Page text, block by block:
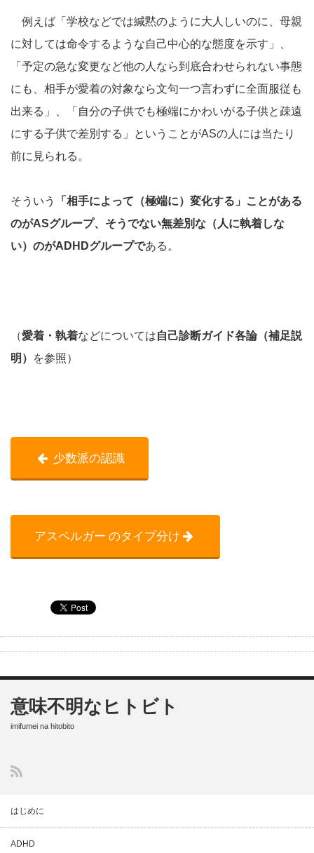
例えば「学校などでは緘黙のように大人しいのに、母親
に対しては命令するような自己中心的な態度を示す」、
「予定の急な変更など他の人なら到底合わせられない事態
にも、相手が愛着の対象なら文句一つ言わずに全面服従も
出来る」、「自分の子供でも極端にかわいがる子供と疎遠
にする子供で差別する」ということがASの人には当たり
前に見られる。
そういう
「相手によって（極端に）変化する」ことがある
のがASグループ、そうでない無差別な（人に執着しな
い）のがADHDグループである。
（愛着・執着などについては自己診断ガイド各論（補足説
明）
を参照）
少数派の認識
アスペルガー のタイプ分け
意味不明なヒトビト
imifumei na hitobito
はじめに
ADHD